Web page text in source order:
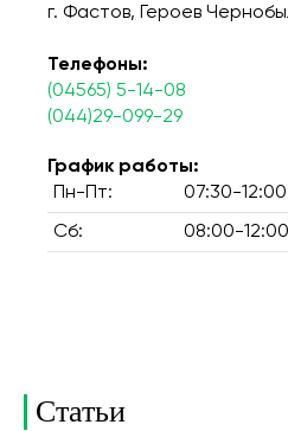
г. Фастов, Героев
Телефоны:
(04565) 5-14-08
(044)29-099-29
График работы:
Пн-Пт:
07:30-12:00
Сб: 08:00-12:00
Статьи